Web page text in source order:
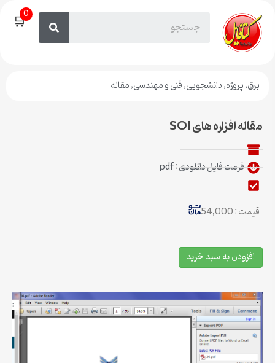
🛒0
برق,پروژه,دانشجویی,فنی و مهندسی,مقاله
مقاله افزاره های SOI
فرمت فایل دانلودی : pdf
قیمت : 54,000
افزودن به سبد خرید